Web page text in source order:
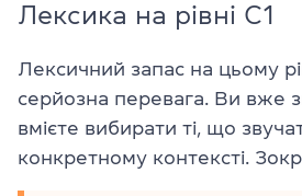
Лексика на рівні C1
Лексичний запас на цьому
серйозна перевага. Ви вже
вмієте вибирати ті, що
конкретному контексті.